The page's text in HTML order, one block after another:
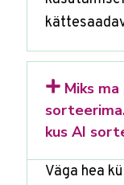
Miks
kus AI
Väga hea